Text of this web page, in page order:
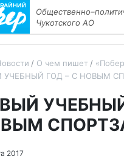
Чукотского АО
О чем пишет
УЧЕБНЫЙ ГОД – С НОВЫМ
2017